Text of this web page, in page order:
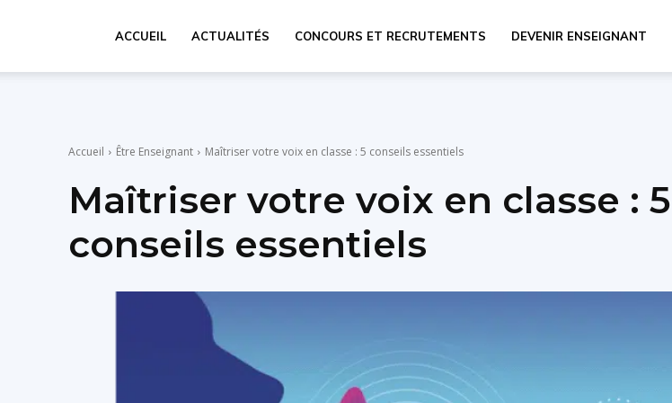
ACCUEIL ACTUALITÉS CONCOURS ET RECRUTEMENTS DEVENIR ENSEIGNANT
Accueil Être Enseignant Maîtriser votre voix en classe : 5 conseils essentiels
Maîtriser votre voix en classe : 5
conseils essentiels